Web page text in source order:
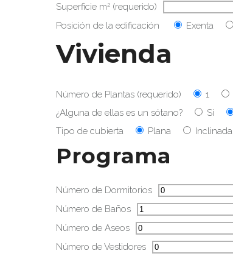
Superficie m2 (requerido)
Posición de la edificación
Exenta
Vivienda
Número de Plantas (requerido) 1
¿Alguna de ellas es un sótano?
Si
Tipo de cubierta
Plana Inclinada
Programa
Número de Dormitorios
Número de Baños
Número de Aseos
Número de Vestidores